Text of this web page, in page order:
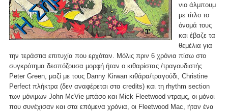
νιο άλμπουμ
με τίτλο το
όνομά τους
και έβαζε τα
θεμέλια για
την τεράστια επιτυχία που ερχόταν. Μόλις πριν 6 χρόνια πίσω στο
συγκρότημα δεσπόζουσα μορφή ήταν ο κιθαρίστας /τραγουδιστής
Peter Green, μαζί με τους Danny Kirwan κιθάρα/τραγούδι, Christine
Perfect πλήκτρα (δεν αναφέρεται στα credits) και τη rhythm section
των μόνιμων John McVie μπάσο και Mick Fleetwood ντραμς, οι μόνοι
που συνέχισαν και στα επόμενα χρόνια, οι Fleetwood Mac, ήταν ένα